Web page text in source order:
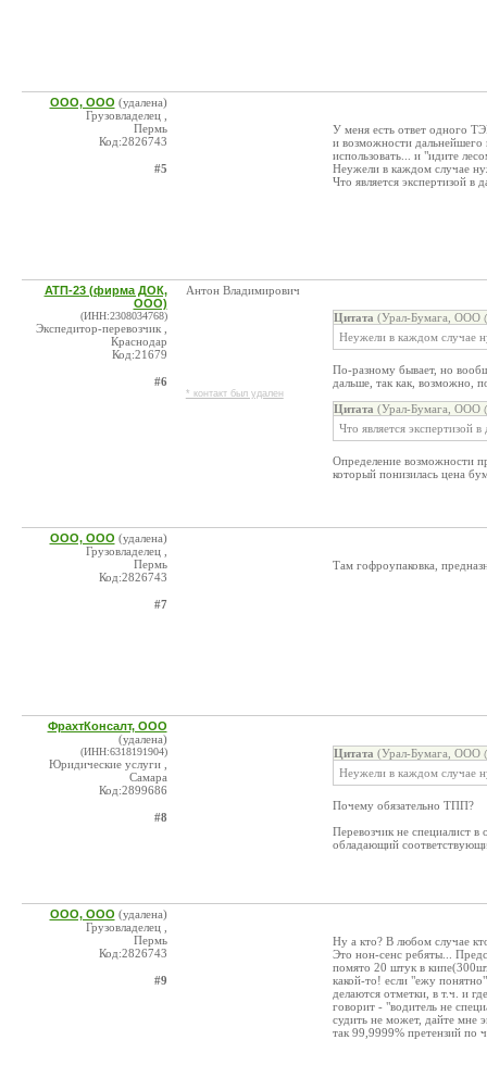
ООО, ООО (удалена)
Грузовладелец ,
Пермь
Код:2826743
#5
У меня есть ответ одного
и возможности дальнейшего
использовать... и "идите
Неужели в каждом случае
Что является экспертизой в
АТП-23 (фирма ДОК,
ООО)
(ИНН:2308034768)
Экспедитор-перевозчик ,
Краснодар
Код:21679
#6
Антон Владимирович
* контакт был удален
Цитата (Урал-Бумага, ООО
Неужели в каждом случае
По-разному бывает, но
дальше, так как, возможно,
Цитата (Урал-Бумага, ООО
Что является экспертизой
Определение возможности
который понизилась цена
ООО, ООО (удалена)
Грузовладелец ,
Пермь
Код:2826743
#7
Там гофроупаковка,
ФрахтКонсалт, ООО
(удалена)
(ИНН:6318191904)
Юридические услуги ,
Самара
Код:2899686
#8
Цитата (Урал-Бумага, ООО
Неужели в каждом случае
Почему обязательно ТПП?
Перевозчик не специалист в
обладающий
ООО, ООО (удалена)
Грузовладелец ,
Пермь
Код:2826743
#9
Ну а кто? В любом случае
Это нон-сенс ребяты...
помято 20 штук в
какой-то! если "ежу
делаются отметки, в т.ч. и
говорит - "водитель не
судить не может, дайте мне
так 99,9999% претензий по